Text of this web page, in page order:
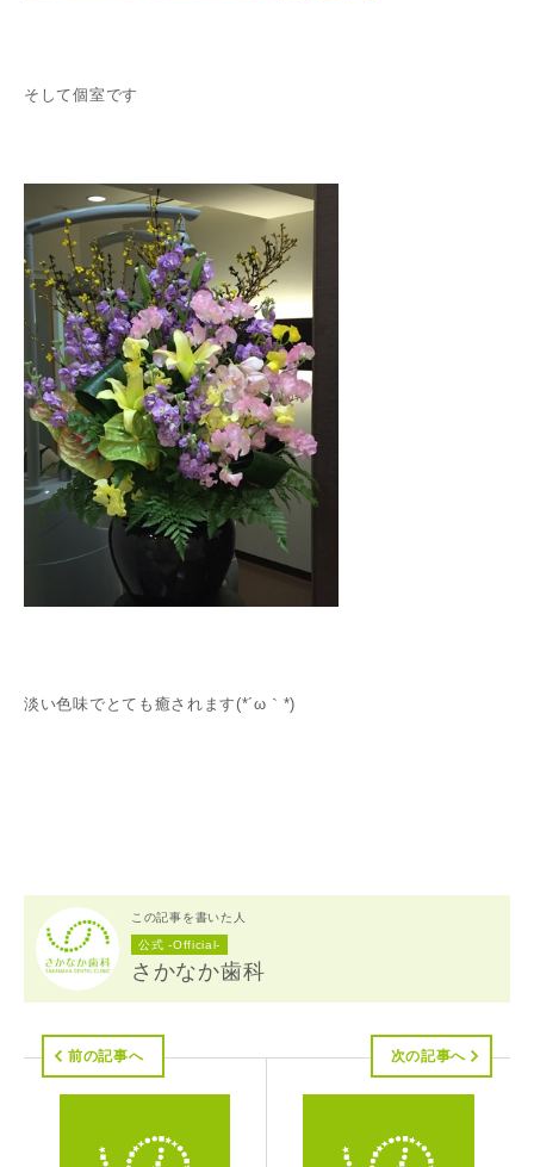
そして個室です
淡い色味でとても癒されます(*´ω｀*)
この記事を書いた人
公式 -Official-
さかなか歯科
前の記事へ 次の記事へ